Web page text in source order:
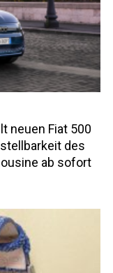
neuen Fiat 500
des
ab sofort